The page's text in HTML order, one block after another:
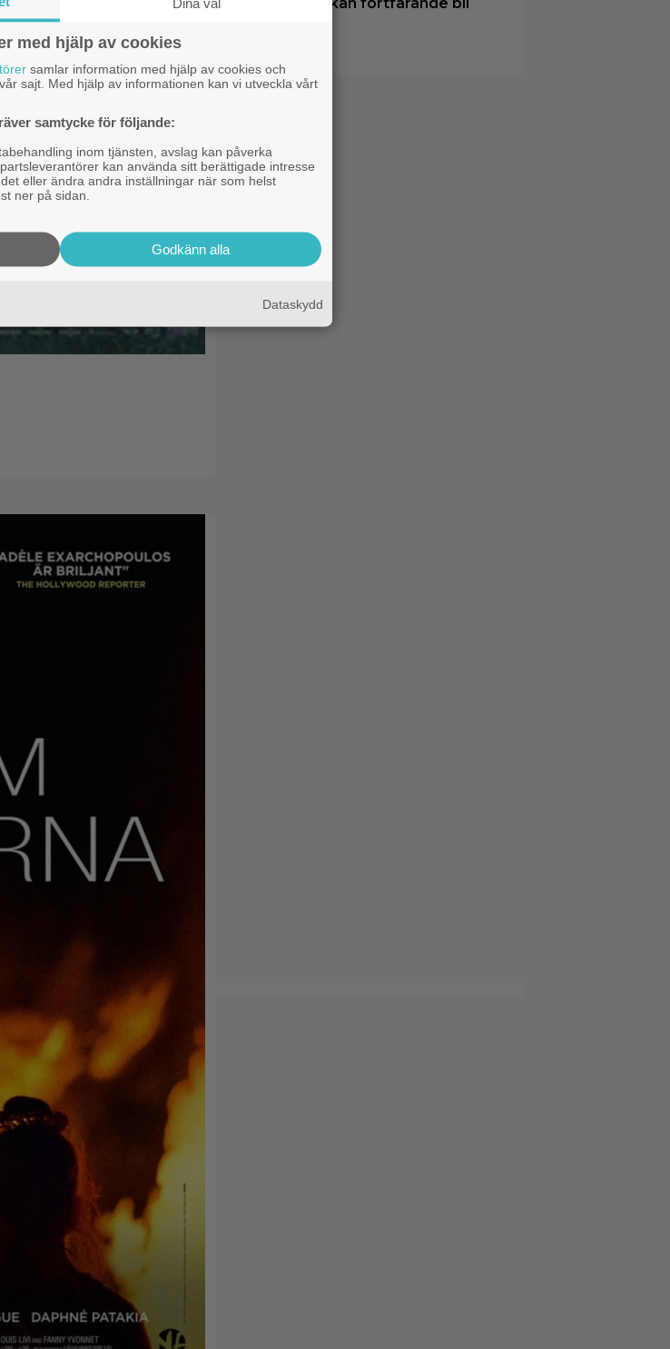
med hjälp av cookies
samlar information med hjälp av cookies och
sajt. Med hjälp av informationen kan vi utveckla vårt
samtycke för följande:
inom tjänsten, avslag kan påverka
kan använda sitt berättigade intresse
eller ändra andra inställningar när som helst
ner på sidan.
Godkänn alla
Dataskydd